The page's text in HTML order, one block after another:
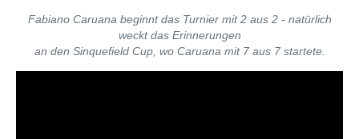
Fabiano Caruana beginnt das Turnier mit 2 aus 2 - natürlich
weckt das Erinnerungen
an den Sinquefield Cup, wo Caruana mit 7 aus 7 startete.